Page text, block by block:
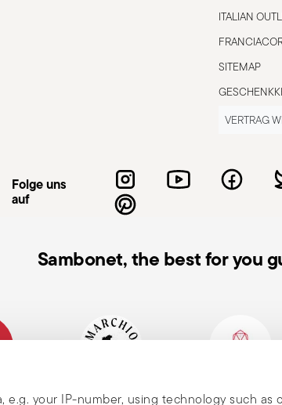
e.g. your IP-number, using technology such as
Metall vermeiden. Beim Anheben des
Berühren Sie heiße Griffe oder
den Topf gemäß Herstellerangaben
die Beschichtung nicht zu
den Zustand Ihrer Töpfe: lose Griffe,
ITALIAN
SITEMAP
VERTRAG
Folge uns
auf
Sambonet, the best for you
Traditionsreiche Marke,
Member of